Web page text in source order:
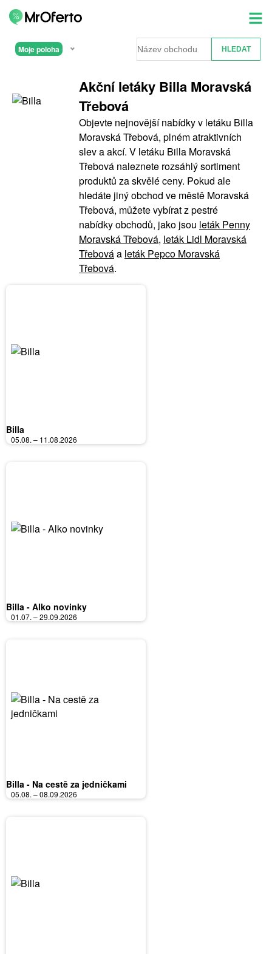
Moje poloha
Akční letáky Billa Moravská
Třebová
Objevte nejnovější nabídky v letáku Billa
Moravská Třebová, plném atraktivních
slev a akcí. V letáku Billa Moravská
Třebová naleznete rozsáhlý sortiment
produktů za skvělé ceny. Pokud ale
hledáte jiný obchod ve městě Moravská
Třebová, můžete vybírat z pestré
nabídky obchodů, jako jsou leták Penny
Moravská Třebová, leták Lidl Moravská
Třebováa leták Pepco Moravská
Třebová.
Billa
05.08. – 11.08.2026
Billa - Alko novinky
01.07. – 29.09.2026
Billa - Na cestě za jedničkami
05.08. – 08.09.2026